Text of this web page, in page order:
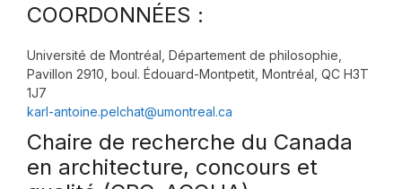
COORDONNÉES :
Université de Montréal, Département de philosophie,
Pavillon 2910, boul. Édouard-Montpetit, Montréal, QC H3T
1J7
karl-antoine.pelchat@umontreal.ca
Chaire de recherche du Canada
en architecture, concours et